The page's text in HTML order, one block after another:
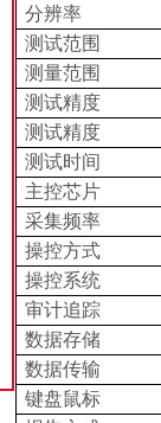
分辨率
测试范围
测量范围
测试精度
测试精度
测试时间
主控芯片
采集频率
操控方式
操控系统
审计追踪
数据存储
数据传输
键盘鼠标